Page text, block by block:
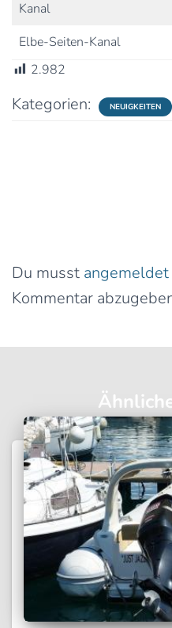
Kanal
Elbe-Seiten-Kanal
2.982
Kategorien: NEUIGKEITEN
Du musst angemeldet
Kommentar